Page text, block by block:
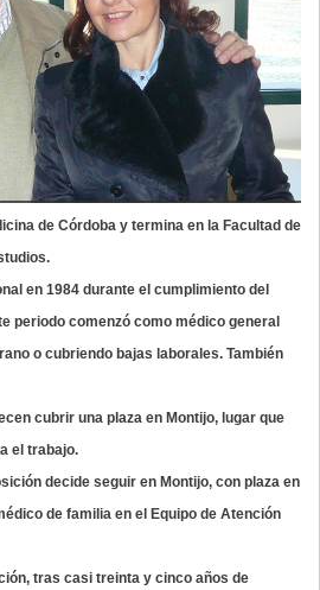
de Córdoba y termina en la Facultad de
en 1984 durante el cumplimiento del
periodo comenzó como médico general
o cubriendo bajas laborales. También
cubrir una plaza en Montijo, lugar que
el trabajo.
decide seguir en Montijo, con plaza en
de familia en el Equipo de Atención
tras casi treinta y cinco años de